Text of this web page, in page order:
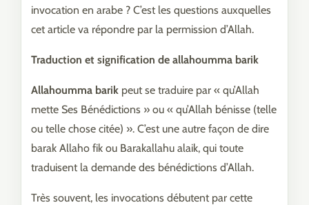
invocation en arabe ? C’est les questions auxquelles
cet article va répondre par la permission d’Allah.
Traduction et signification de allahoumma barik
Allahoumma barik peut se traduire par « qu’Allah
mette Ses Bénédictions » ou « qu’Allah bénisse (telle
ou telle chose citée) ». C’est une autre façon de dire
barak Allaho fik ou Barakallahu alaik, qui toute
traduisent la demande des bénédictions d’Allah.
Très souvent, les invocations débutent par cette